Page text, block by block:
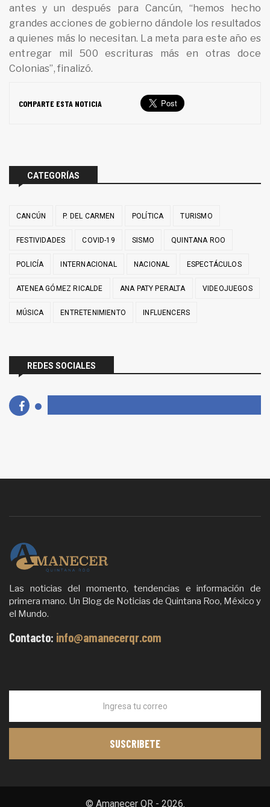
antes y un después para Cancún, “hemos hecho
grandes acciones de gobierno dándole los resultados
a quienes más lo necesitan. La meta para este año es
entregar mil 500 escrituras más en otras doce
Colonias”, finalizó.
COMPARTE ESTA NOTICIA
CATEGORÍAS
CANCÚN P. DEL CARMEN POLÍTICA TURISMO
FESTIVIDADES COVID-19 SISMO QUINTANA ROO
POLICÍA INTERNACIONAL NACIONAL ESPECTÁCULOS
ATENEA GÓMEZ RICALDE ANA PATY PERALTA VIDEOJUEGOS
MÚSICA ENTRETENIMIENTO INFLUENCERS
REDES SOCIALES
Las noticias del momento, tendencias e información de
primera mano. Un Blog de Noticias de Quintana Roo, México y
el Mundo.
Contacto: info@amanecerqr.com
© Amanecer QR - 2026.